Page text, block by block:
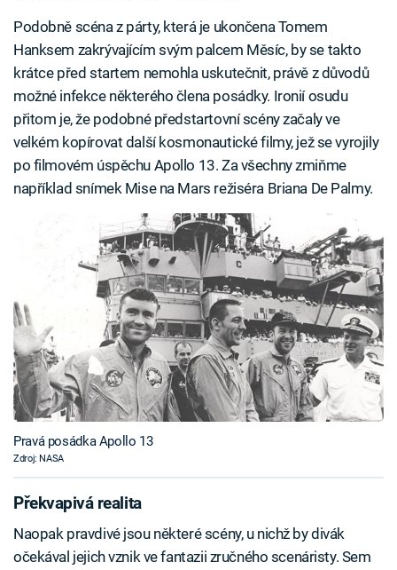
Podobně scéna z párty, která je ukončena Tomem
Hanksem zakrývajícím svým palcem Měsíc, by se takto
krátce před startem nemohla uskutečnit, právě z důvodů
možné infekce některého člena posádky. Ironií osudu
přitom je, že podobné předstartovní scény začaly ve
velkém kopírovat další kosmonautické filmy, jež se vyrojily
po filmovém úspěchu Apollo 13. Za všechny zmiňme
například snímek Mise na Mars režiséra Briana De Palmy.
Pravá posádka Apollo 13
Zdroj: NASA
Překvapivá realita
Naopak pravdivé jsou některé scény, u nichž by divák
očekával jejich vznik ve fantazii zručného scenáristy. Sem